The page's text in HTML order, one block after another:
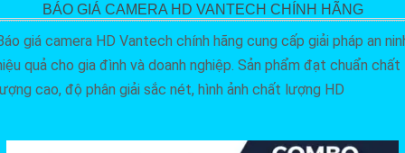
BÁO GIÁ CAMERA HD VANTECH CHÍNH HÃNG
giá camera HD Vantech chính hãng cung cấp giải pháp an
quả cho gia đình và doanh nghiệp. Sản phẩm đạt chuẩn chất
cao, độ phân giải sắc nét, hình ảnh chất lượng HD